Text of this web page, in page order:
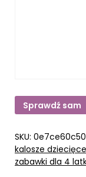
Sprawdź sam
SKU:
kalosze dziecięce
zabawki dla 4